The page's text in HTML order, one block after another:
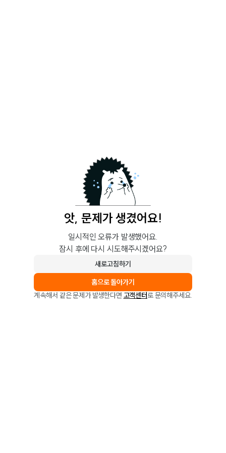
앗, 문제가 생겼어요!
일시적인 오류가 발생했어요.
잠시 후에 다시 시도해주시겠어요?
새로고침하기
홈으로 돌아가기
계속해서 같은 문제가 발생한다면 고객센터로 문의해주세요.